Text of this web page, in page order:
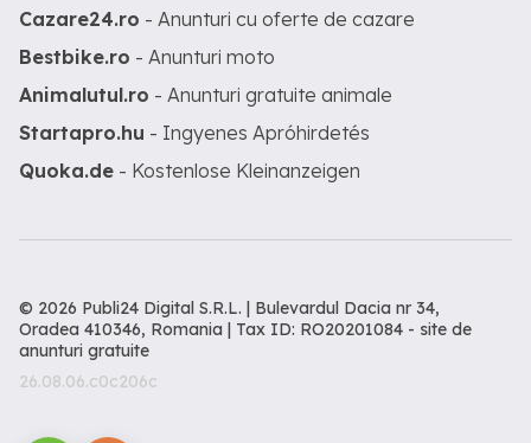
Cazare24.ro - Anunturi cu oferte de cazare
Bestbike.ro - Anunturi moto
Animalutul.ro - Anunturi gratuite animale
Startapro.hu - Ingyenes Apróhirdetés
Quoka.de - Kostenlose Kleinanzeigen
© 2026 Publi24 Digital S.R.L. | Bulevardul Dacia nr 34,
Oradea 410346, Romania | Tax ID: RO20201084 - site de
anunturi gratuite
26.08.06.c0c206c